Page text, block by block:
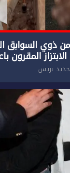
السوابق
المقرون
بريس